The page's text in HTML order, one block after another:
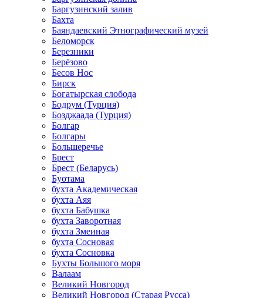
Баргузинский залив
Бахта
Баяндаевский Этнографический музей
Беломорск
Березники
Берёзово
Бесов Нос
Бирск
Богатырская слобода
Бодрум (Турция)
Бозджаада (Турция)
Болгар
Болгары
Большеречье
Брест
Брест (Беларусь)
Буотама
бухта Академическая
бухта Аяя
бухта Бабушка
бухта Заворотная
бухта Змеиная
бухта Сосновая
бухта Сосновка
Бухты Большого моря
Валаам
Великий Новгород
Великий Новгород (Старая Русса)